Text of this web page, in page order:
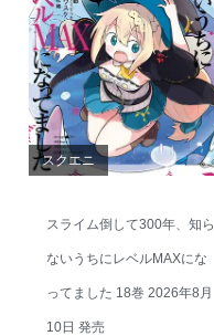
スクエニ
スライム倒して300年、知ら
ないうちにレベルMAXにな
ってました 18巻 2026年8月
10日 発売